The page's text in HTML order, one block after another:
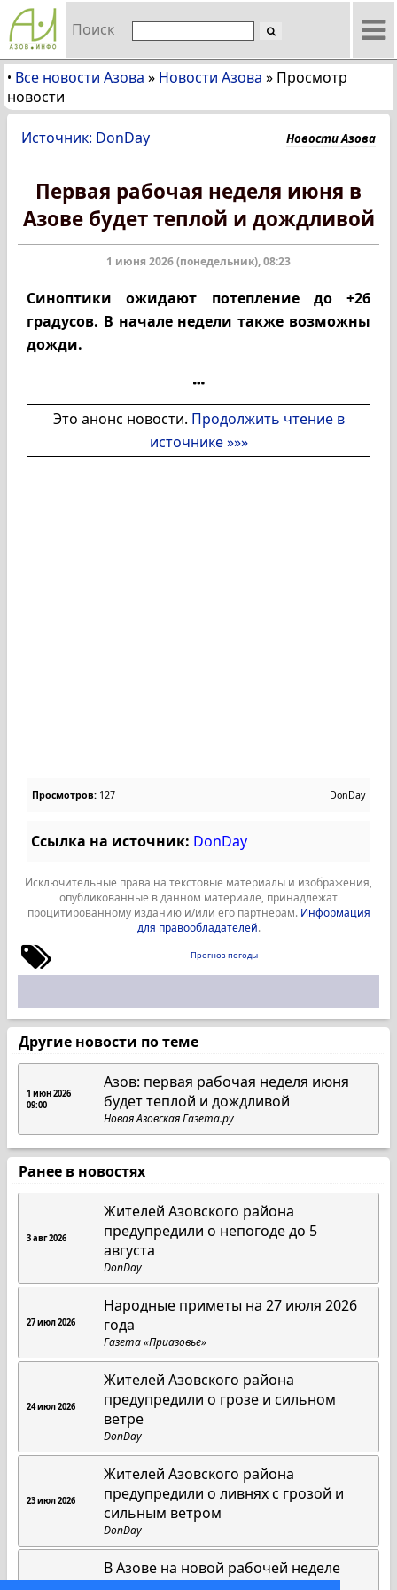
Поиск
• Все новости Азова » Новости Азова » Просмотр
новости
Источник: DonDay Новости Азова
Первая рабочая неделя июня в
Азове будет теплой и дождливой
1 июня 2026 (понедельник), 08:23
Синоптики ожидают потепление до +26
градусов. В начале недели также возможны
дожди.
Это анонс новости. Продолжить чтение в
источнике »»»
Просмотров: 127 DonDay
Ссылка на источник: DonDay
Исключительные права на текстовые материалы и изображения,
опубликованные в данном материале, принадлежат
процитированному изданию и/или его партнерам. Информация
для правообладателей.
Прогноз погоды
Другие новости по теме
1 июн 2026
09:00
Азов: первая рабочая неделя июня
будет теплой и дождливой
Новая Азовская Газета.ру
Ранее в новостях
3 авг 2026
Жителей Азовского района
предупредили о непогоде до 5
августа
DonDay
27 июл 2026
Народные приметы на 27 июля 2026
года
Газета «Приазовье»
24 июл 2026
Жителей Азовского района
предупредили о грозе и сильном
ветре
DonDay
23 июл 2026
Жителей Азовского района
предупредили о ливнях с грозой и
сильным ветром
DonDay
В Азове на новой рабочей неделе